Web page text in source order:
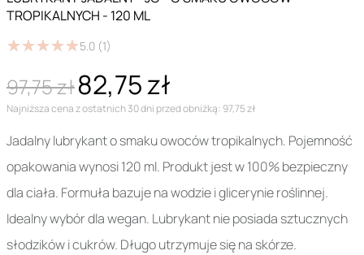
TROPIKALNYCH - 120 ML
★★★★★
★★★★★5.0 (1)
97,75 zł82,75 zł
Najniższa cena z ostatnich 30 dni przed obniżką: 97,75 zł
Jadalny lubrykant o smaku owoców tropikalnych. Pojemność
opakowania wynosi 120 ml. Produkt jest w 100% bezpieczny
dla ciała. Formuła bazuje na wodzie i glicerynie roślinnej.
Idealny wybór dla wegan. Lubrykant nie posiada sztucznych
słodzików i cukrów. Długo utrzymuje się na skórze.